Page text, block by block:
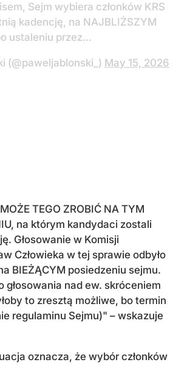
Sejm wybiera członków KRS
kadencję, na NAJBLIŻSZYM
ustaleniu przez…
(@paweljablonski_) May 15, 2026
TEGO ZROBIĆ NA TYM
na którym kandydaci zostali
Głosowanie w Komisji
Człowieka w tej sprawie odbyło
BIEŻĄCYM posiedzeniu sejmu.
głosowania nad ew. skróceniem
to zresztą możliwe, bo termin
regulaminu Sejmu)" – wskazuje
oznacza, że wybór członków